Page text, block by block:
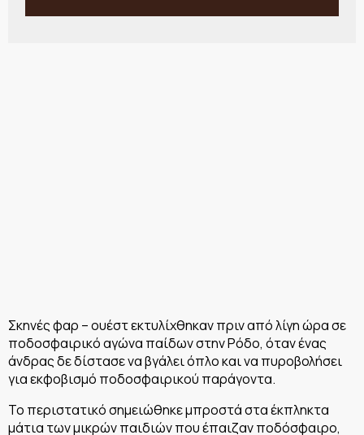
Σκηνές φαρ – ουέστ εκτυλίχθηκαν πριν από λίγη ώρα σε
ποδοσφαιρικό αγώνα παίδων στην Ρόδο, όταν ένας
άνδρας δε δίστασε να βγάλει όπλο και να πυροβολήσει
για εκφοβισμό ποδοσφαιρικού παράγοντα.
Το περιστατικό σημειώθηκε μπροστά στα έκπληκτα
μάτια των μικρών παιδιών που έπαιζαν ποδόσφαιρο,